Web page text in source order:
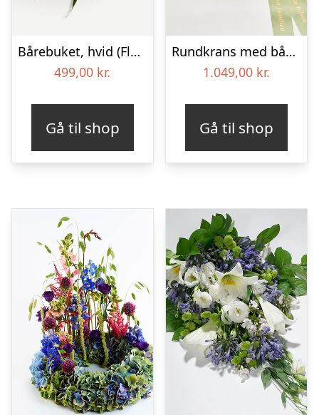
Bårebuket, hvid (Floristens kreative valg) med bånd
499,00 kr.
Gå til shop
Rundkrans med bånd – Floristens kreative valg
1.049,00 kr.
Gå til shop